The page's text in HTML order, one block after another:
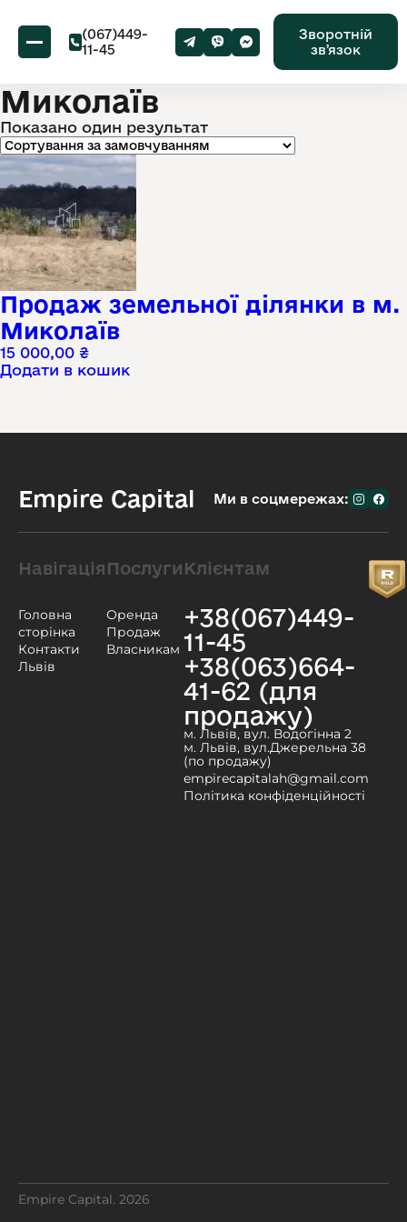
(067)449-
11-45
Зворотній
звʼязок
Миколаїв
Показано один результат
Продаж земельної ділянки в м.
Миколаїв
15 000,00 ₴
Додати в кошик
Empire Capital Ми в соцмережах:
Навігація
Головна
сторінка
Контакти
Львів
Послуги
Оренда
Продаж
Власникам
Клієнтам
+38(067)449-
11-45
+38(063)664-
41-62 (для
продажу)
м. Львів, вул. Водогінна 2
м. Львів, вул.Джерельна 38
(по продажу)
empirecapitalah@gmail.com
Політика конфіденційності
Empire Capital. 2026